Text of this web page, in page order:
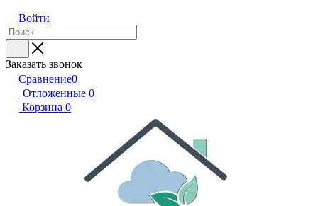
Войти
Заказать звонок
Сравнение0
Отложенные 0
Корзина 0